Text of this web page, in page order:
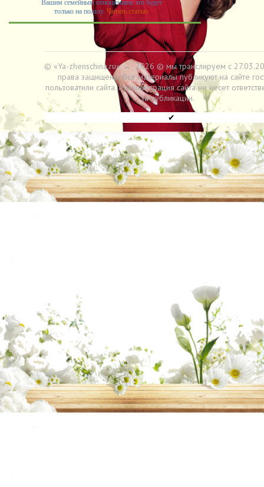
Вашим семейным отношениям это будет
только на пользу. Читать статью
© «Ya-zhenschina.ru»→ 2026 © мы транслируем с
права защищены. Все материалы публикуют на сайте
пользоватили сайта. Администрация сайта не несет
за публикации.
✔